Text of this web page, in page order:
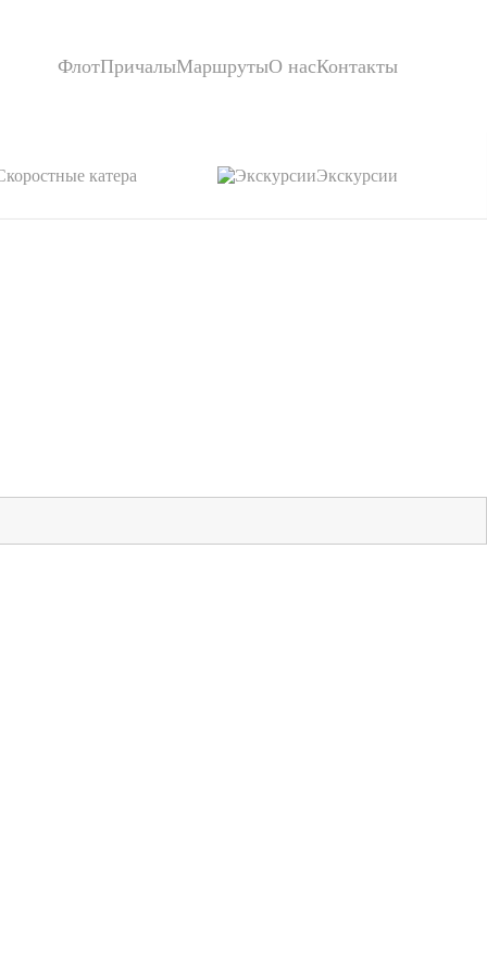
ФлотПричалыМаршрутыО насКонтакты
катера Экскурсии